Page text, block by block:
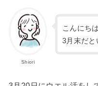
Shiori
こんにち
3月末だと